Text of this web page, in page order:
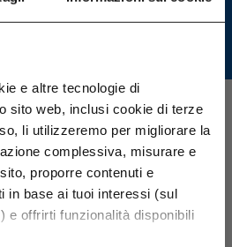
e altre tecnologie di
sito web, inclusi cookie di terze
li utilizzeremo per migliorare la
complessiva, misurare e
proporre contenuti e
in base ai tuoi interessi (sul
e offrirti funzionalità disponibili
vedi tutti
in modo comodo e veloce:
la frequenza con cui